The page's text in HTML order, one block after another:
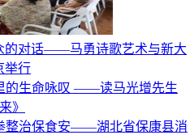
的对话——马勇诗歌艺术与新大
举行
的生命咏叹 ——读马光增先生
》
整治保食安——湖北省保康县消